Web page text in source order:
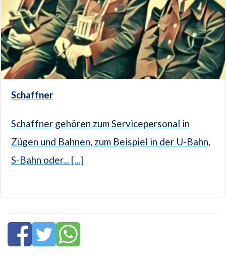
Schaffner
Schaffner gehören zum Servicepersonal in
Zügen und Bahnen, zum Beispiel in der U-Bahn,
S-Bahn oder... [...]